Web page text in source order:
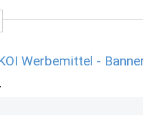
Werbemittel -